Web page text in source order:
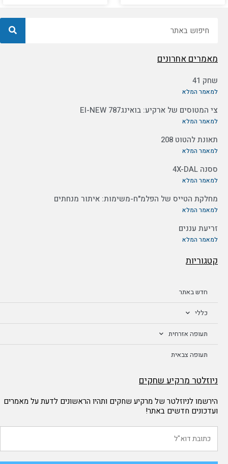
מאמרים אחרונים
שחק 41
למאמר המלא
צי המטוסים של ארקיע: בואינג787 EI-NEW
למאמר המלא
תאונת להטוט 208
למאמר המלא
ססנה 4X-DAL
למאמר המלא
מחלקת הטייס של הפלמ"ח-משימות: איתור מנחתים
למאמר המלא
זריעת עננים
למאמר המלא
קטגוריות
חדש באתר
כללי
תעופה אזרחית
תעופה צבאית
ניוזלטר מרקיע שחקים
הירשמו לניוזלטר של מרקיע שחקים ותהיו הראשונים לדעת על מאמרים
ועדכונים חדשים באתר!